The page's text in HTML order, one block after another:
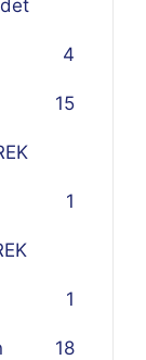
4
15
1
1
18